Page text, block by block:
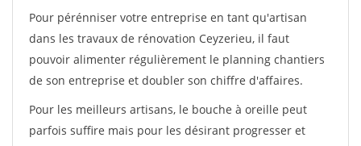
Pour pérénniser votre entreprise en tant qu'artisan
dans les travaux de rénovation Ceyzerieu, il faut
pouvoir alimenter régulièrement le planning chantiers
de son entreprise et doubler son chiffre d'affaires.
Pour les meilleurs artisans, le bouche à oreille peut
parfois suffire mais pour les désirant progresser et